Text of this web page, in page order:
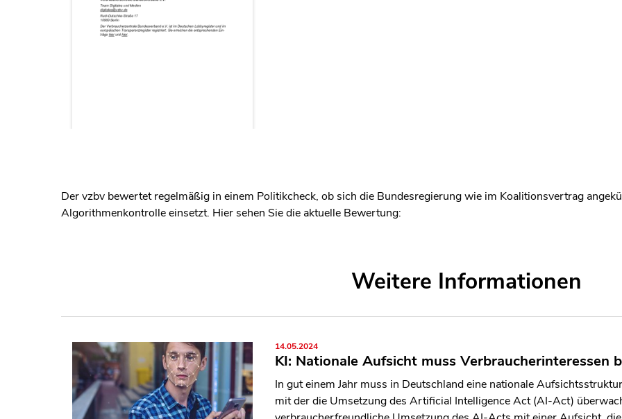
Der vzbv bewertet regelmäßig in einem Politikcheck, ob sich die Bundesregierung wie im Koalitionsvertrag
Algorithmenkontrolle einsetzt. Hier sehen Sie die aktuelle Bewertung:
Weitere Informationen
14.05.2024
KI: Nationale Aufsicht muss Verbraucherinteressen
In gut einem Jahr muss in Deutschland eine nationale
mit der die Umsetzung des Artificial Intelligence Act (AI-Act)